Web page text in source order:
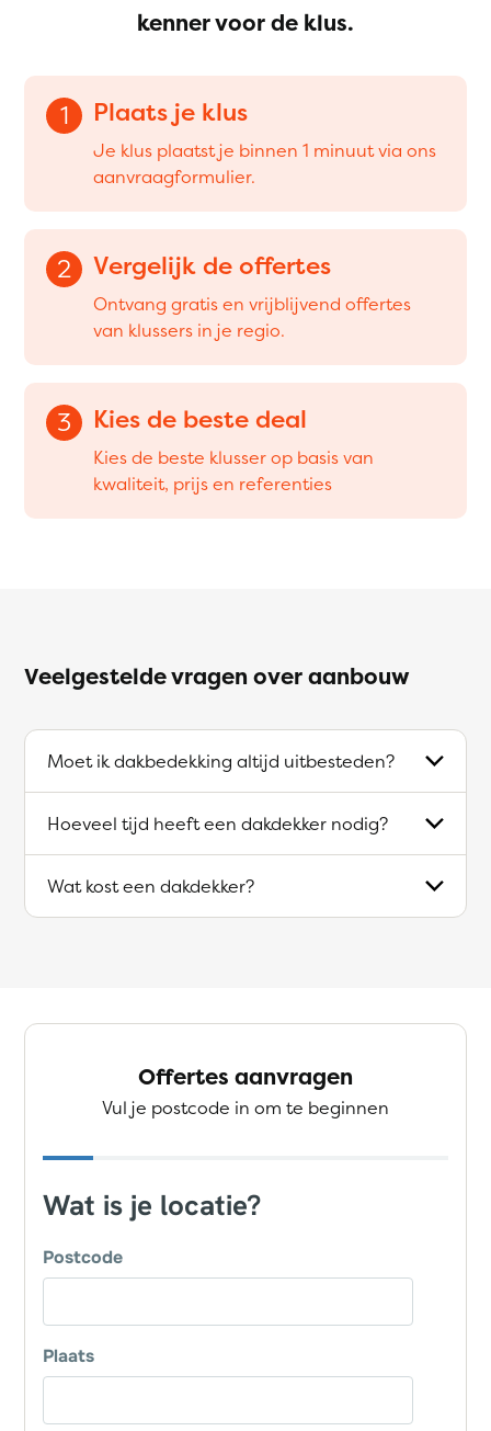
kenner voor de klus.
1 Plaats je klus
Je klus plaatst je binnen 1 minuut via ons
aanvraagformulier.
2 Vergelijk de offertes
Ontvang gratis en vrijblijvend offertes
van klussers in je regio.
3 Kies de beste deal
Kies de beste klusser op basis van
kwaliteit, prijs en referenties
Veelgestelde vragen over aanbouw
Moet ik dakbedekking altijd uitbesteden?
Hoeveel tijd heeft een dakdekker nodig?
Wat kost een dakdekker?
Offertes aanvragen
Vul je postcode in om te beginnen